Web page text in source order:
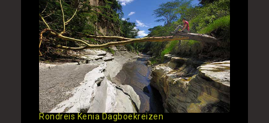
Rondreis Kenia Dagboekreizen